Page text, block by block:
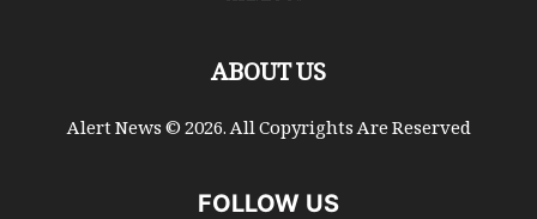
ABOUT US
Alert News © 2026. All Copyrights Are Reserved
FOLLOW US